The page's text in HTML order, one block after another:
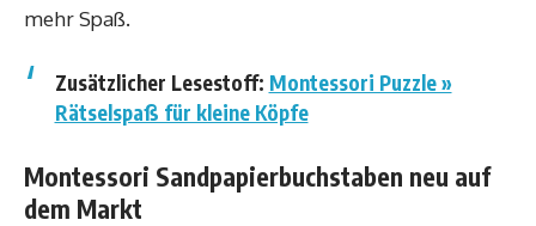
mehr Spaß.
Zusätzlicher Lesestoff: Montessori Puzzle »
Rätselspaß für kleine Köpfe
Montessori Sandpapierbuchstaben neu auf
dem Markt